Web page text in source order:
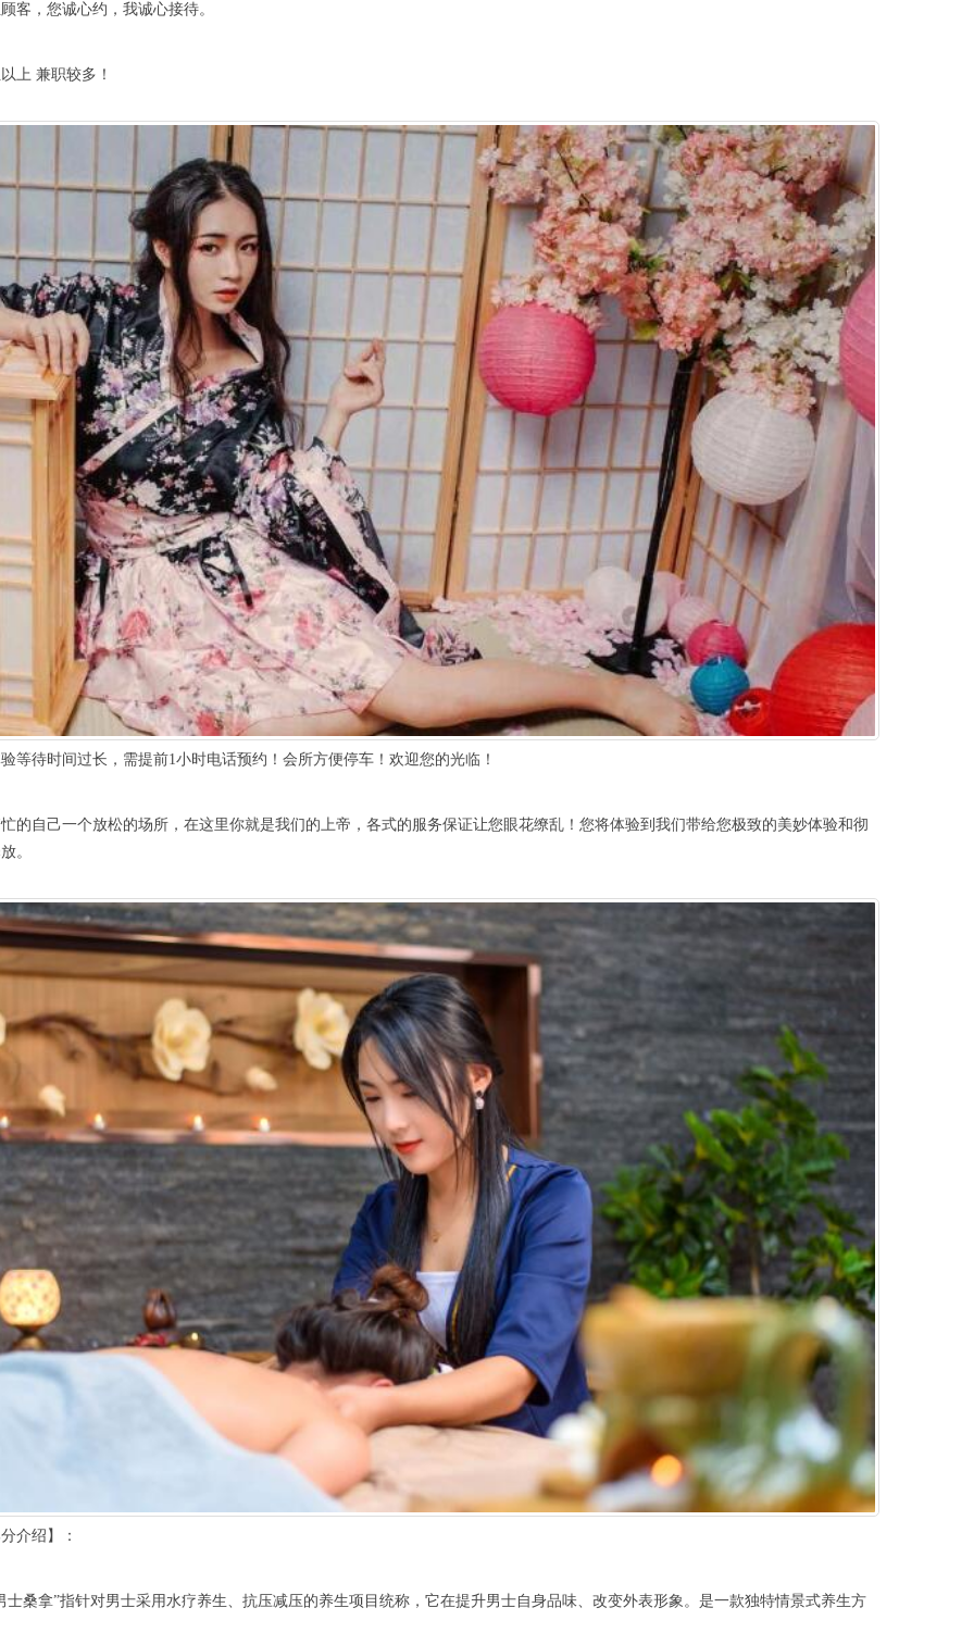
，您诚心约，我诚心接待。
兼职较多！
待时间过长，需提前1小时电话预约！会所方便停车！欢迎您的光临！
己一个放松的场所，在这里你就是我们的上帝，各式的服务保证让您眼花缭乱！您将体验到我们带给您极致的美妙体验和彻
。
绍】：
拿”指针对男士采用水疗养生、抗压减压的养生项目统称，它在提升男士自身品味、改变外表形象。是一款独特情景式养生方